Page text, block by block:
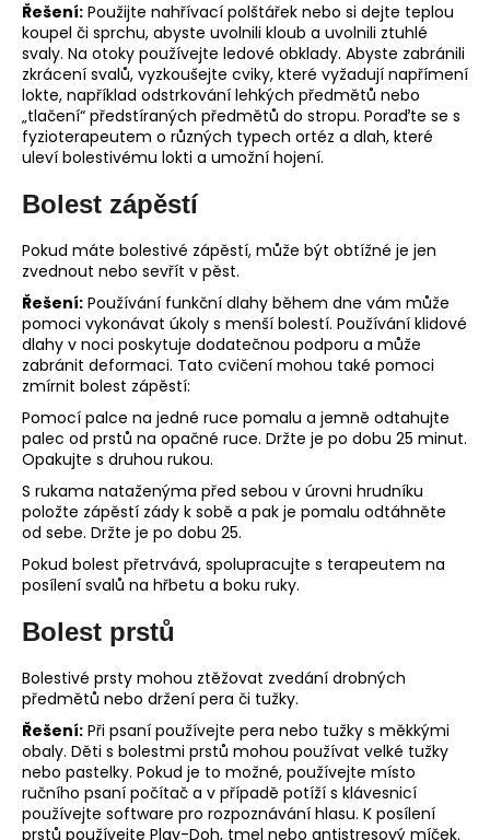
Řešení: Použijte nahřívací polštářek nebo si dejte teplou
koupel či sprchu, abyste uvolnili kloub a uvolnili ztuhlé
svaly. Na otoky používejte ledové obklady. Abyste zabránili
zkrácení svalů, vyzkoušejte cviky, které vyžadují napřímení
lokte, například odstrkování lehkých předmětů nebo
„tlačení“ předstíraných předmětů do stropu. Poraďte se s
fyzioterapeutem o různých typech ortéz a dlah, které
uleví bolestivému lokti a umožní hojení.
Bolest zápěstí
Pokud máte bolestivé zápěstí, může být obtížné je jen
zvednout nebo sevřít v pěst.
Řešení: Používání funkční dlahy během dne vám může
pomoci vykonávat úkoly s menší bolestí. Používání klidové
dlahy v noci poskytuje dodatečnou podporu a může
zabránit deformaci. Tato cvičení mohou také pomoci
zmírnit bolest zápěstí:
Pomocí palce na jedné ruce pomalu a jemně odtahujte
palec od prstů na opačné ruce. Držte je po dobu 25 minut.
Opakujte s druhou rukou.
S rukama nataženýma před sebou v úrovni hrudníku
položte zápěstí zády k sobě a pak je pomalu odtáhněte
od sebe. Držte je po dobu 25.
Pokud bolest přetrvává, spolupracujte s terapeutem na
posílení svalů na hřbetu a boku ruky.
Bolest prstů
Bolestivé prsty mohou ztěžovat zvedání drobných
předmětů nebo držení pera či tužky.
Řešení: Při psaní používejte pera nebo tužky s měkkými
obaly. Děti s bolestmi prstů mohou používat velké tužky
nebo pastelky. Pokud je to možné, používejte místo
ručního psaní počítač a v případě potíží s klávesnicí
používejte software pro rozpoznávání hlasu. K posílení
prstů používejte Play-Doh, tmel nebo antistresový míček.